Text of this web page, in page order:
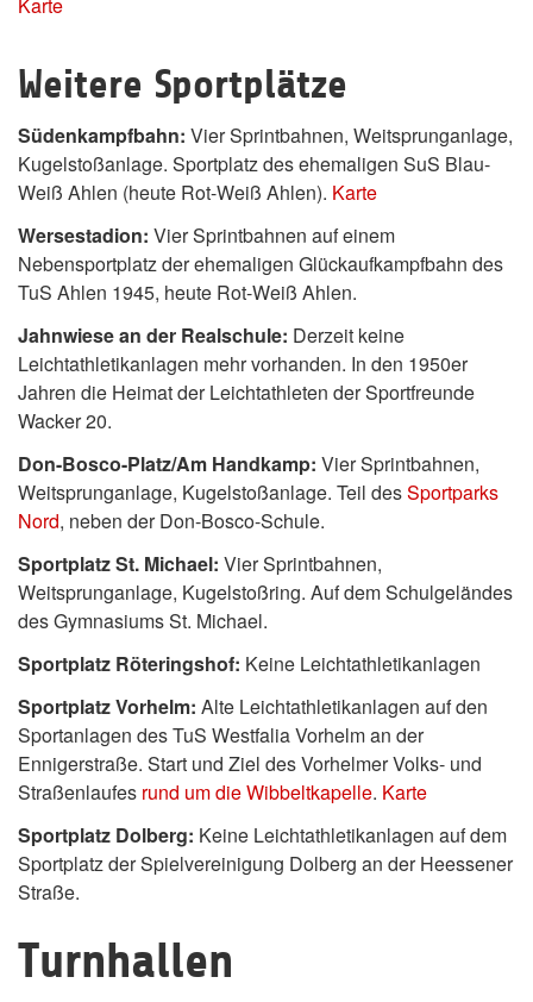
Weitere Sportplätze
Südenkampfbahn: Vier Sprintbahnen, Weitsprunganlage,
Kugelstoßanlage. Sportplatz des ehemaligen SuS Blau-
Weiß Ahlen (heute Rot-Weiß Ahlen). Karte
Wersestadion: Vier Sprintbahnen auf einem
Nebensportplatz der ehemaligen Glückaufkampfbahn des
TuS Ahlen 1945, heute Rot-Weiß Ahlen.
Jahnwiese an der Realschule: Derzeit keine
Leichtathletikanlagen mehr vorhanden. In den 1950er
Jahren die Heimat der Leichtathleten der Sportfreunde
Wacker 20.
Don-Bosco-Platz/Am Handkamp: Vier Sprintbahnen,
Weitsprunganlage, Kugelstoßanlage. Teil desSportparks
Nord, neben der Don-Bosco-Schule.
Sportplatz St. Michael: Vier Sprintbahnen,
Weitsprunganlage, Kugelstoßring. Auf dem Schulgeländes
des Gymnasiums St. Michael.
Sportplatz Röteringshof: Keine Leichtathletikanlagen
Sportplatz Vorhelm: Alte Leichtathletikanlagen auf den
Sportanlagen des TuS Westfalia Vorhelm an der
Ennigerstraße. Start und Ziel des Vorhelmer Volks- und
Straßenlaufes rund um die Wibbeltkapelle. Karte
Sportplatz Dolberg: Keine Leichtathletikanlagen auf dem
Sportplatz der Spielvereinigung Dolberg an der Heessener
Straße.
Turnhallen